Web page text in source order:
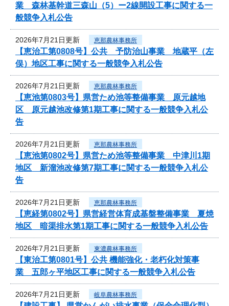
業 森林基幹道三森山（5）ー2線開設工事に関する一
般競争入札公告
2026年7月21日更新 恵那農林事務所
【恵治工第0808号】公共 予防治山事業 地蔵平（左
俣）地区工事に関する一般競争入札公告
2026年7月21日更新 恵那農林事務所
【恵池第0803号】県営ため池等整備事業 原元越地
区 原元越池改修第1期工事に関する一般競争入札公
告
2026年7月21日更新 恵那農林事務所
【恵池第0802号】県営ため池等整備事業 中津川1期
地区 新溜池改修第7期工事に関する一般競争入札公
告
2026年7月21日更新 恵那農林事務所
【恵経第0802号】県営経営体育成基盤整備事業 夏焼
地区 暗渠排水第1期工事に関する一般競争入札公告
2026年7月21日更新 東濃農林事務所
【東治工第0801号】公共 機能強化・老朽化対策事
業 五郎ヶ平地区工事に関する一般競争入札公告
2026年7月21日更新 岐阜農林事務所